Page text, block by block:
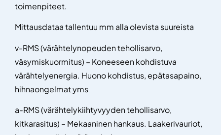
toimenpiteet.
Mittausdataa tallentuu mm alla olevista suureista
v-RMS (värähtelynopeuden tehollisarvo,
väsymiskuormitus) – Koneeseen kohdistuva
värähtelyenergia. Huono kohdistus, epätasapaino,
hihnaongelmat yms
a-RMS (värähtelykiihtyvyyden tehollisarvo,
kitkarasitus) – Mekaaninen hankaus. Laakerivauriot,